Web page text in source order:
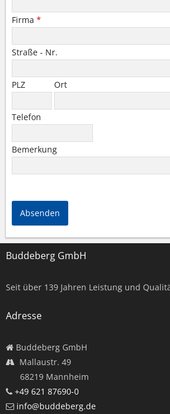
Firma *
Straße - Nr.
PLZ Ort
Telefon
Bemerkung
Absenden
Buddeberg GmbH
Seit über 139 Jahren Leistung und
Adresse
Buddeberg GmbH
Mallaustr. 49
68219 Mannheim
+49 621 87690-0
info@buddeberg.de